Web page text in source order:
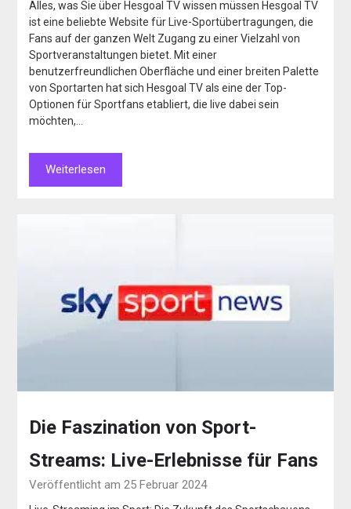
Alles, was Sie über Hesgoal TV wissen müssen Hesgoal TV
ist eine beliebte Website für Live-Sportübertragungen, die
Fans auf der ganzen Welt Zugang zu einer Vielzahl von
Sportveranstaltungen bietet. Mit einer
benutzerfreundlichen Oberfläche und einer breiten Palette
von Sportarten hat sich Hesgoal TV als eine der Top-
Optionen für Sportfans etabliert, die live dabei sein
möchten,…
Weiterlesen
Die Faszination von Sport-
Streams: Live-Erlebnisse für Fans
Veröffentlicht am 25 Februar 2024